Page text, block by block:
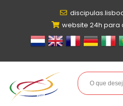
website 24h para